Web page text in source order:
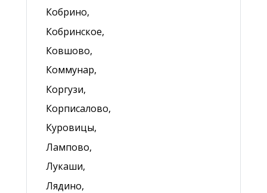
Кобрино,
Кобринское,
Ковшово,
Коммунар,
Коргузи,
Корписалово,
Куровицы,
Лампово,
Лукаши,
Лядино,